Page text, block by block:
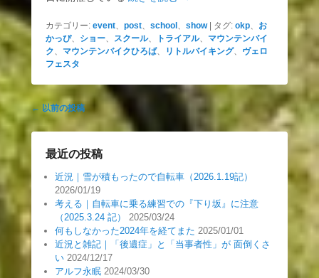
カテゴリー: event、 post、 school 、 show タグ: okp、 お
かっぴ、 ショー、 スクール、 トライアル、 マウンテンバイ
ク、 マウンテンバイクひろば、 リトルバイキング、 ヴェロ
フェスタ
投
稿
← 以前の投稿
最近の投稿
近況｜雪が積もったので自転車（2026.1.19記）
2026/01/19
考える｜自転車に乗る練習での『下り坂』に注意
（2025.3.24 記）
2025/03/24
何もしなかった2024年を経てまた 2025/01/01
近況と雑記｜「後遺症」と「当事者性」が 面倒くさ
い 2024/12/17
アルフ永眠 2024/03/30